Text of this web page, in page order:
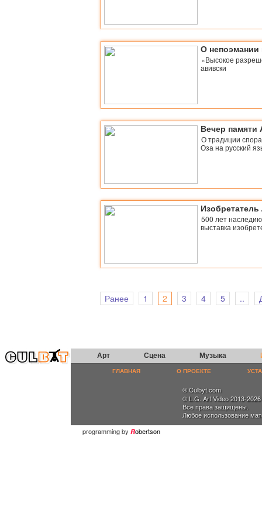
О непоэмании
«Высокое
авивски
Вечер памяти
О традиции
Оза на русский
500 лет
выставка
Ранее 1 2 3 4 5 ..
Арт Сцена Музыка
ГЛАВНАЯ О ПРОЕКТЕ
® Culbyt.com
© L.G. Art Video 2013-2026
Все права защищены.
Любое использование
programming by Robertson